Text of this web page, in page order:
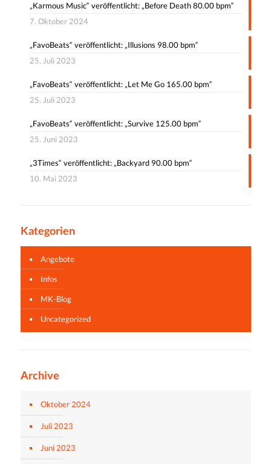
„Karmous Music“ veröffentlicht: „Before Death 80.00 bpm“
7. Oktober 2024
„FavoBeats“ veröffentlicht: „Illusions 98.00 bpm“
25. Juli 2023
„FavoBeats“ veröffentlicht: „Let Me Go 165.00 bpm“
25. Juli 2023
„FavoBeats“ veröffentlicht: „Survive 125.00 bpm“
25. Juni 2023
„3Times“ veröffentlicht: „Backyard 90.00 bpm“
10. Mai 2023
Kategorien
Angebote
Infos
MK-Blog
Uncategorized
Archive
Oktober 2024
Juli 2023
Juni 2023